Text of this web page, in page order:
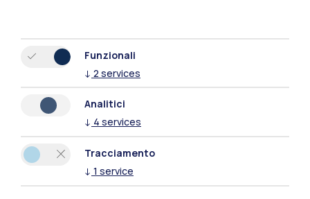
Funzionali
↓ 2 services
Analitici
↓ 4 services
Tracciamento
↓ 1 service